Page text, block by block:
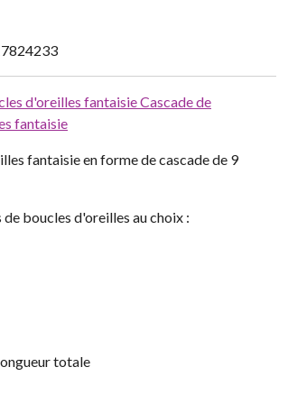
d'oreilles fantaisie Cascade de
fantaisie
fantaisie en forme de cascade de 9
boucles d'oreilles au choix :
totale